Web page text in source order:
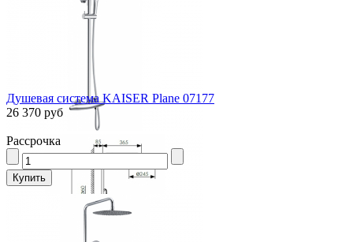
Душевая система KAISER Plane 07177
26 370 руб
Рассрочка